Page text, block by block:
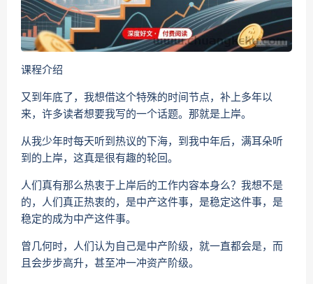
课程介绍
又到年底了，我想借这个特殊的时间节点，补上多年以
来，许多读者想要我写的一个话题。那就是上岸。
从我少年时每天听到热议的下海，到我中年后，满耳朵听
到的上岸，这真是很有趣的轮回。
人们真有那么热衷于上岸后的工作内容本身么？我想不是
的，人们真正热衷的，是中产这件事，是稳定这件事，是
稳定的成为中产这件事。
曾几何时，人们认为自己是中产阶级，就一直都会是，而
且会步步高升，甚至冲一冲资产阶级。